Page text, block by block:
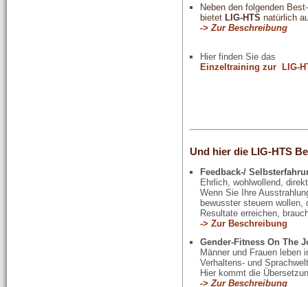
Neben den folgenden
bietet LIG-HTS natürlich
-> Zur Beschreibung
Hier finden Sie das
Einzeltraining zur
LIG-
Und hier die LIG-HTS
Feedback-/
Ehrlich, wohlwollend,
Wenn Sie Ihre
bewusster steuern wollen,
Resultate erreichen,
-> Zur Beschreibung
Gender-Fitness On The
Männer und Frauen leben
Verhaltens- und
Hier kommt die
-> Zur Beschreibung